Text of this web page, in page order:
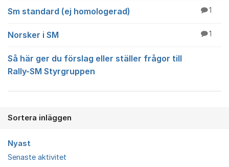
Sm standard (ej homologerad) 1
Norsker i SM 1
Så här ger du förslag eller ställer frågor till
Rally-SM Styrgruppen
Sortera inläggen
Nyast
Senaste aktivitet